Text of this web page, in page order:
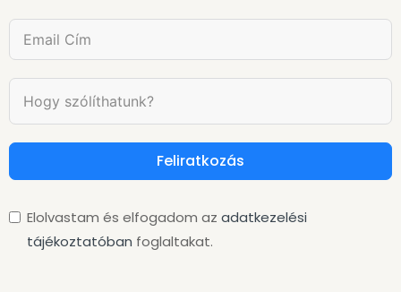
Feliratkozás
Elolvastam és elfogadom az adatkezelési
tájékoztatóban foglaltakat.